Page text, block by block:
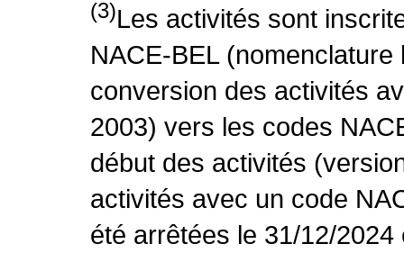
(3)Les activités sont
NACE-BEL
conversion des activités
2003) vers les codes
début des activités
activités avec un code
été arrêtées le 31/12/